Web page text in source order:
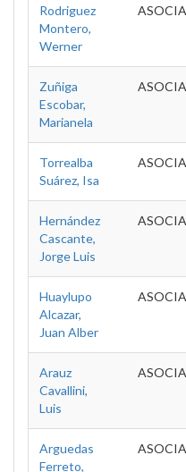
Rodriguez
Montero,
Werner
Zuñiga
Escobar,
Marianela
Torrealba
Suárez, Isa
Hernández
Cascante,
Jorge Luis
Huaylupo
Alcazar,
Juan Alber
Arauz
Cavallini,
Luis
Arguedas
Ferreto,